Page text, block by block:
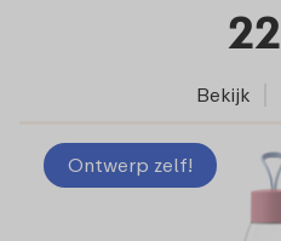
22
Bekijk
Ontwerp zelf!